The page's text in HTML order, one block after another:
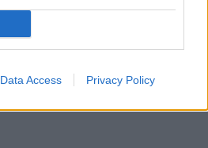
Data Access Privacy Policy